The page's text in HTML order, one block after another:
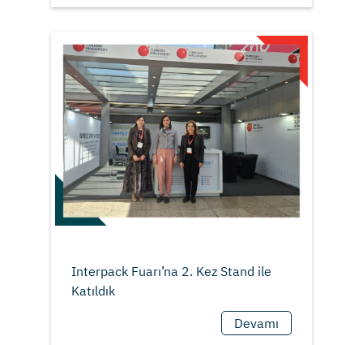
Interpack Fuarı’na 2. Kez Stand ile
Katıldık
Devamı